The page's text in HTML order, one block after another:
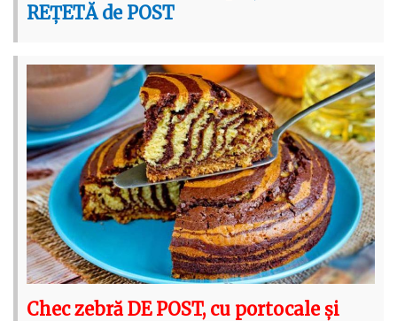
REȚETĂ de POST
Chec zebră DE POST, cu portocale și